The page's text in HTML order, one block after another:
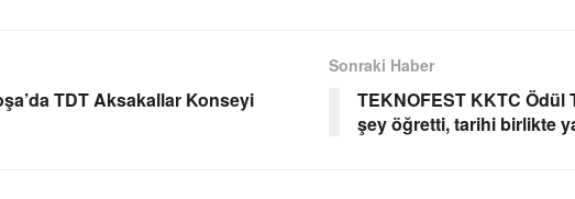
TDT Aksakallar Konseyi
Sonraki Haber
TEKNOFEST KKTC Ödül
şey öğretti, tarihi birlikte